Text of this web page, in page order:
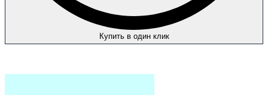
Купить в один клик